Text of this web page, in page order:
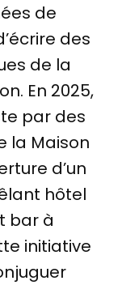
de
des
de la
En 2025,
par des
la Maison
d’un
hôtel
bar à
initiative